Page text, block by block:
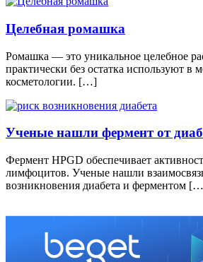
Целебная ромашка
Ромашка — это уникальное целебное
практически без остатка используют в
косметологии. […]
Ученые нашли фермент от
Фермент HPGD обеспечивает
лимфоцитов. Ученые нашли
возникновения диабета и ферментом